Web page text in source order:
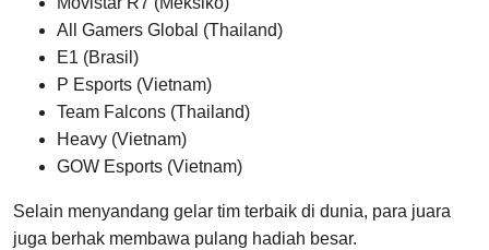
All Gamers Global (Thailand)
E1 (Brasil)
P Esports (Vietnam)
Team Falcons (Thailand)
Heavy (Vietnam)
GOW Esports (Vietnam)
Selain menyandang gelar tim terbaik di dunia, para juara
juga berhak membawa pulang hadiah besar.